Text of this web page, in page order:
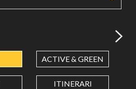
ACTIVE & GREEN
ITINERARI